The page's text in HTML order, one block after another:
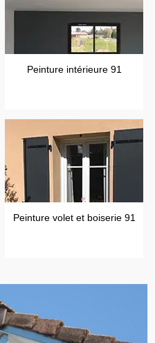
Peinture intérieure 91
Peinture volet et boiserie 91